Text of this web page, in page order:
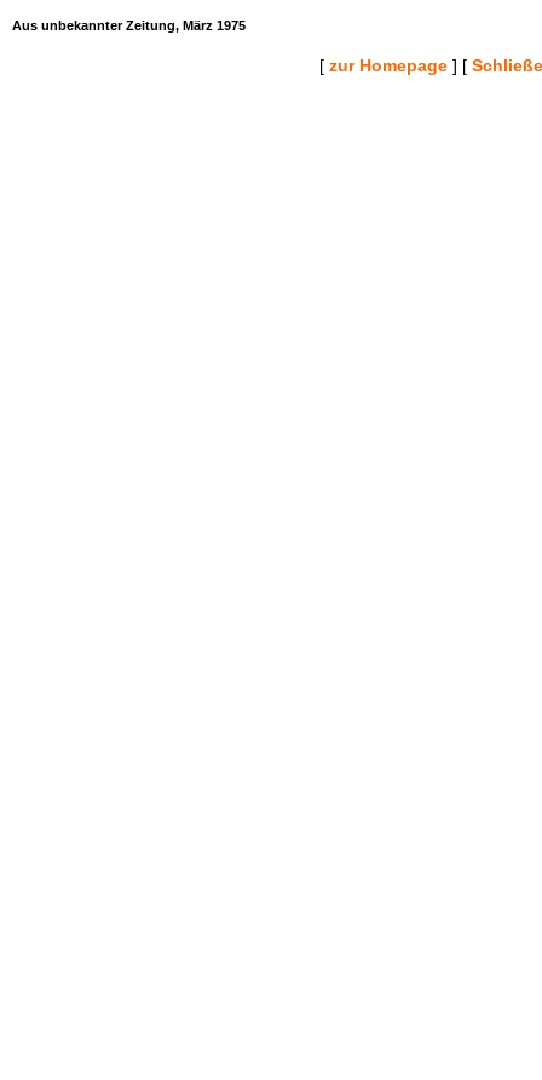
Aus unbekannter Zeitung, März 1975
[ zur Homepage ] [